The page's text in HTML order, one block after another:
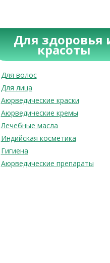
Для здоровья
красоты
Для волос
Для лица
Аюрведические краски
Аюрведические кремы
Лечебные масла
Индийская косметика
Гигиена
Аюрведические препараты